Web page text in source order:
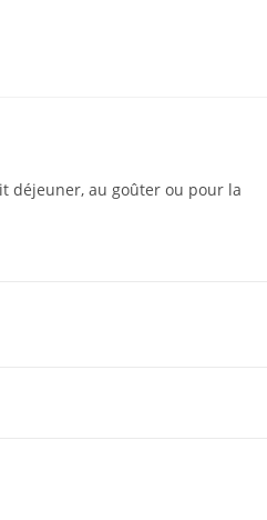
déjeuner, au goûter ou pour la